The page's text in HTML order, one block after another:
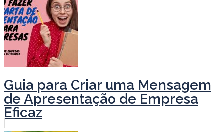
Guia para Criar uma Mensagem
de Apresentação de Empresa
Eficaz